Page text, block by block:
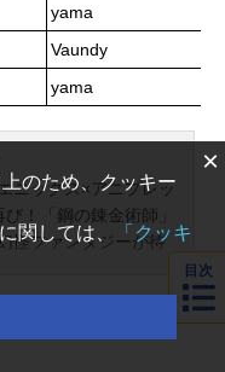
：田中美海ミコト／
樹コトコ／杠琴子：
AUTHOR：山
：DECO*
休みを経て、綾小路
あこがれていた自分
つ人間関係が変化す
最初の特別試験は、新
ーを組んで行う筆記
新入生の中には、月
ワイトルームからの
り――。学年を超え
校生活の幕が今、切っ
作品名ようこそ実力
へ4thSeason放送形
yama
Vaundy
yama
ニックス×アニプレッ
！「鋼の錬金術師」
怪ファンタジーが待
決定！国内外から今
得る名作「鋼の錬金
が描く最新作にし
ガンガン」にて大好
目次
×
のため、クッキー
関しては、
「クッキ